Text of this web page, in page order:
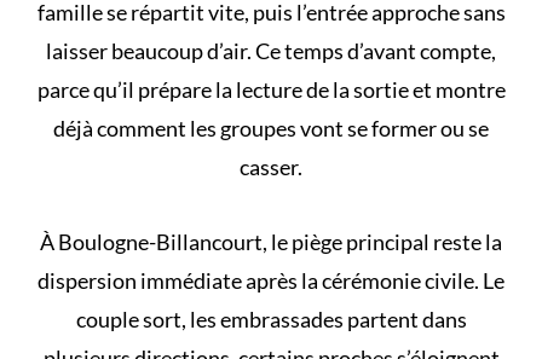
famille se répartit vite, puis l’entrée approche sans
laisser beaucoup d’air. Ce temps d’avant compte,
parce qu’il prépare la lecture de la sortie et montre
déjà comment les groupes vont se former ou se
casser.
À Boulogne-Billancourt, le piège principal reste la
dispersion immédiate après la cérémonie civile. Le
couple sort, les embrassades partent dans